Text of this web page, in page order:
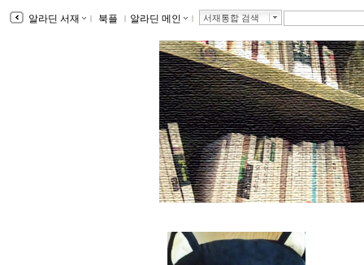
알라딘 서재 ｌ 북플 ｌ 알라딘 메인 ｌ 서재통합 검색